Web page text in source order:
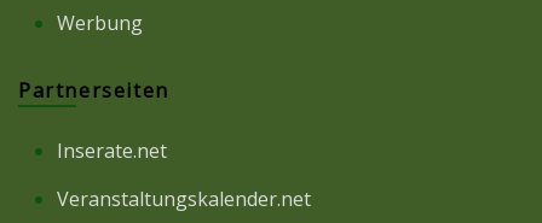
Werbung
Partnerseiten
Inserate.net
Veranstaltungskalender.net